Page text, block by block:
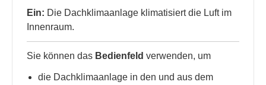
Ein: Die Dachklimaanlage klimatisiert die Luft im
Innenraum.
Sie können das Bedienfeld verwenden, um
die Dachklimaanlage in den und aus dem